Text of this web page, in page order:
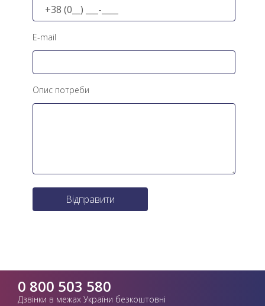
E-mail
Опис потреби
Відправити
0 800 503 580
Дзвінки в межах України безкоштовні